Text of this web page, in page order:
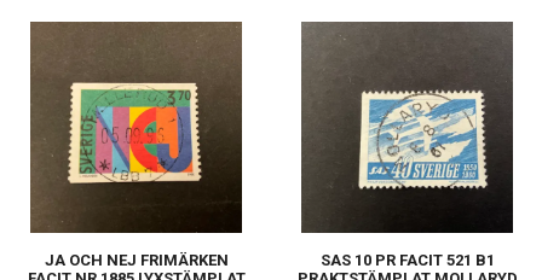
JA OCH NEJ FRIMÄRKEN
SAS 10 PR FACIT 521 B1